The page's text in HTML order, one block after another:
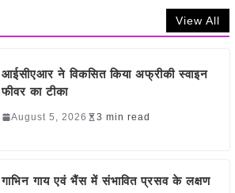
View All
आईसीएआर ने विकसित किया अफ्रीकी स्वाइन
फीवर का टीका
August 5, 2026 3 min read
गाभिन गाय एवं भैंस में संभावित प्रसव के लक्षण